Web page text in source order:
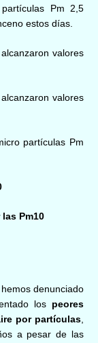
Pm 2,5
estos días.
valores
valores
partículas Pm
Pm10
hemos denunciado
los peores
por partículas
a pesar de las